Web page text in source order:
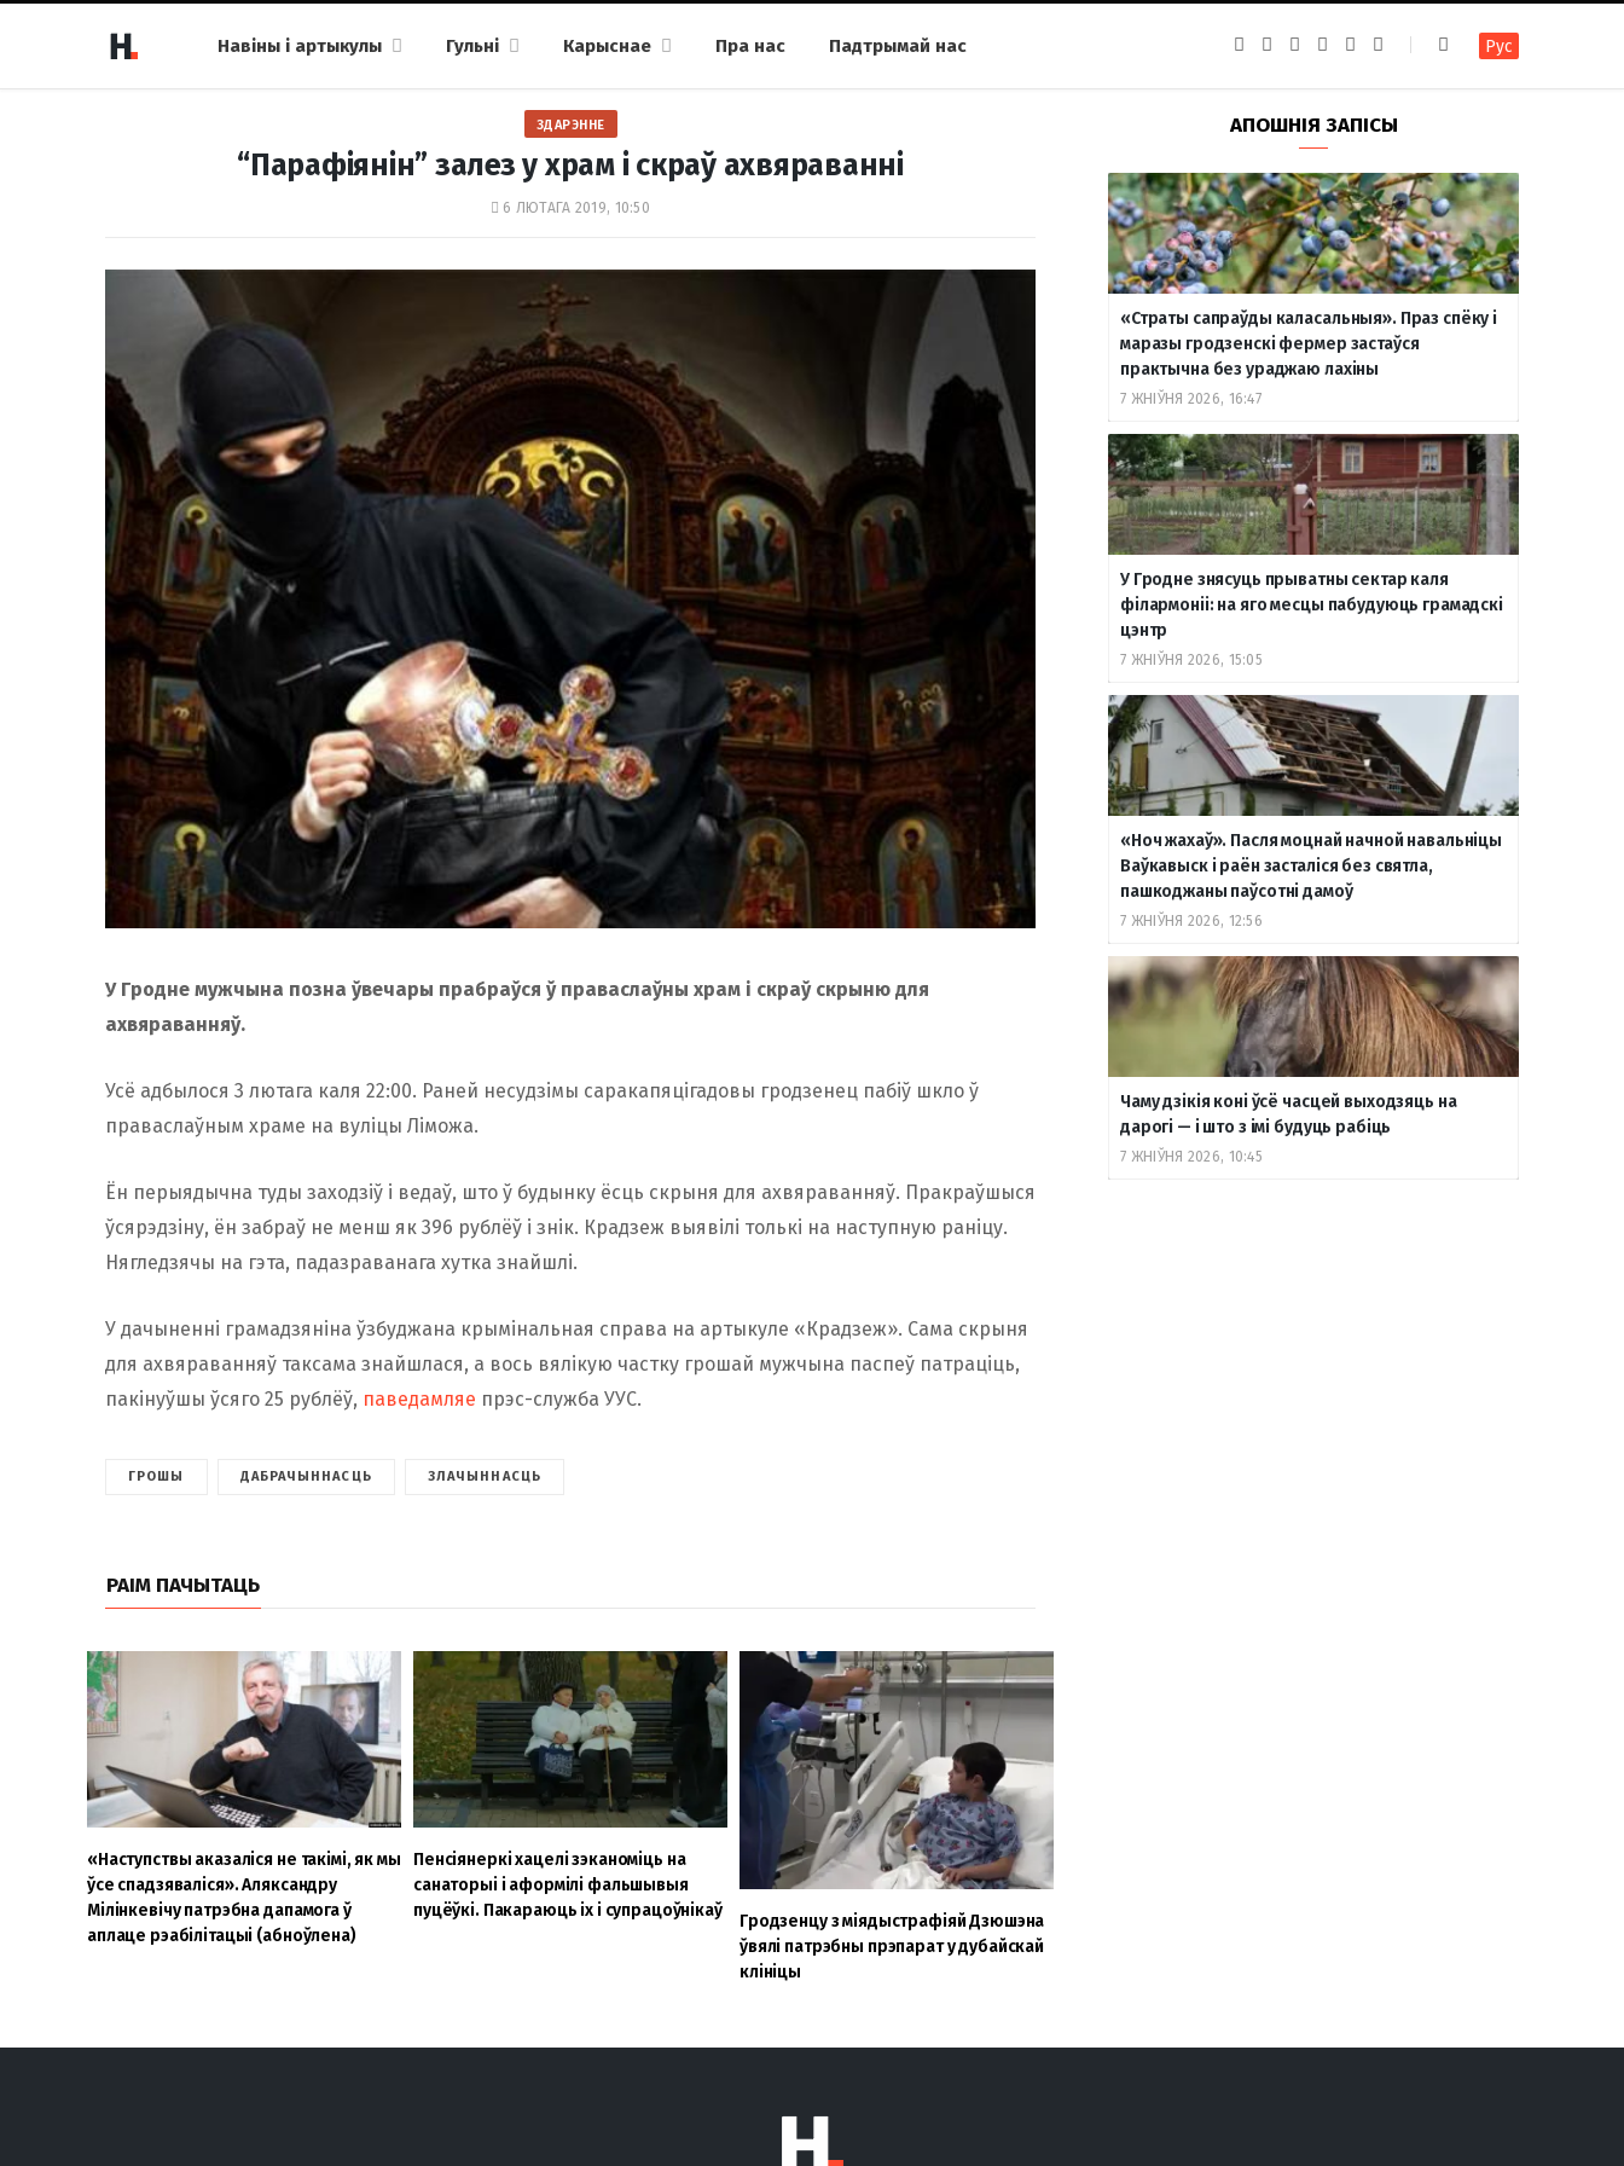
Навіны і артыкулы Гульні Карыснае Пра нас Падтрымай нас
b
o
k
a
g
a
m
g
r
a
m
u
b
т
а
т
е
Рус
ЗДАРЭННЕ
“Парафіянін” залез у храм і скраў ахвяраванні
6 ЛЮТАГА 2019, 10:50
У Гродне мужчына позна ўвечары прабраўся ў праваслаўны храм і скраў скрыню для
ахвяраванняў.
Усё адбылося 3 лютага каля 22:00. Раней несудзімы саракапяцігадовы гродзенец пабіў шкло ў
праваслаўным храме на вуліцы Ліможа.
Ён перыядычна туды заходзіў і ведаў, што ў будынку ёсць скрыня для ахвяраванняў. Пракраўшыся
ўсярэдзіну, ён забраў не менш як 396 рублёў і знік. Крадзеж выявілі толькі на наступную раніцу.
Нягледзячы на гэта, падазраванага хутка знайшлі.
У дачыненні грамадзяніна ўзбуджана крымінальная справа на артыкуле «Крадзеж». Сама скрыня
для ахвяраванняў таксама знайшлася, а вось вялікую частку грошай мужчына паспеў патраціць,
пакінуўшы ўсяго 25 рублёў, паведамляе прэс-служба УУС.
ГРОШЫ ДАБРАЧЫННАСЦЬ ЗЛАЧЫННАСЦЬ
РАІМ ПАЧЫТАЦЬ
«Наступствы аказаліся не такімі, як мы
ўсе спадзяваліся». Аляксандру
Мілінкевічу патрэбна дапамога ў
аплаце рэабілітацыі (абноўлена)
Пенсіянеркі хацелі зэканоміць на
санаторыі і аформілі фальшывыя
пуцёўкі. Пакараюць іх і супрацоўнікаў
Гродзенцу з міядыстрафіяй Дзюшэна
ўвялі патрэбны прэпарат у дубайскай
клініцы
АПОШНІЯ ЗАПІСЫ
«Страты сапраўды каласальныя». Праз спёку і
маразы гродзенскі фермер застаўся
практычна без ураджаю лахіны
7 ЖНІЎНЯ 2026, 16:47
У Гродне знясуць прыватны сектар каля
філармоніі: на яго месцы пабудуюць грамадскі
цэнтр
7 ЖНІЎНЯ 2026, 15:05
«Ноч жахаў». Пасля моцнай начной навальніцы
Ваўкавыск і раён засталіся без святла,
пашкоджаны паўсотні дамоў
7 ЖНІЎНЯ 2026, 12:56
Чаму дзікія коні ўсё часцей выходзяць на
дарогі — і што з імі будуць рабіць
7 ЖНІЎНЯ 2026, 10:45